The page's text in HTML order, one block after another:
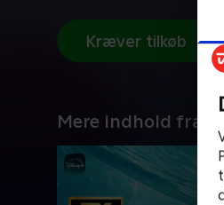
Kræver tilkøb
Mere indhold fra